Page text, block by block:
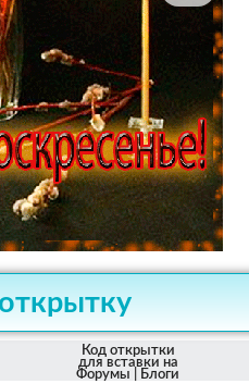
Код открытки
для вставки на
Форумы | Блоги